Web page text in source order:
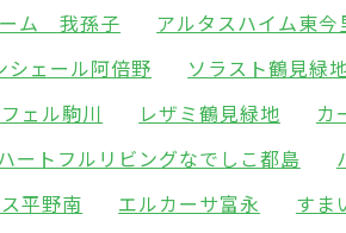
ム 我孫子 アルタスハイム東今
シェール阿倍野 ソラスト鶴見緑
ェル駒川 レザミ鶴見緑地 カ
ートフルリビングなでしこ都島
平野南 エルカーサ富永 すま